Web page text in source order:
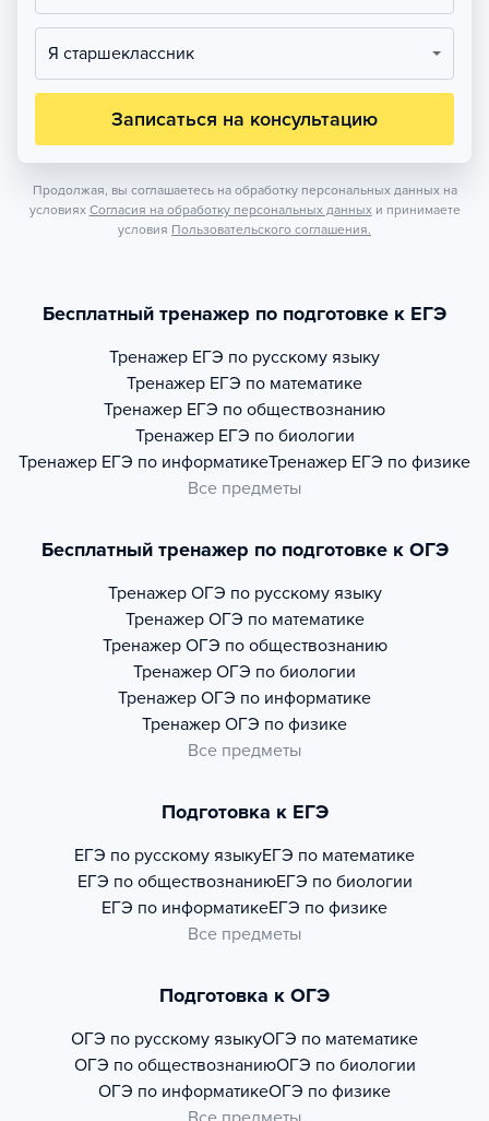
Я старшеклассник
Записаться на консультацию
Продолжая, вы соглашаетесь на обработку персональных данных на
условиях Согласия на обработку персональных данных и принимаете
условия Пользовательского соглашения.
Бесплатный тренажер по подготовке к ЕГЭ
Тренажер ЕГЭ по русскому языку
Тренажер ЕГЭ по математике
Тренажер ЕГЭ по обществознанию
Тренажер ЕГЭ по биологии
Тренажер ЕГЭ по информатикеТренажер ЕГЭ по физике
Все предметы
Бесплатный тренажер по подготовке к ОГЭ
Тренажер ОГЭ по русскому языку
Тренажер ОГЭ по математике
Тренажер ОГЭ по обществознанию
Тренажер ОГЭ по биологии
Тренажер ОГЭ по информатике
Тренажер ОГЭ по физике
Все предметы
Подготовка к ЕГЭ
ЕГЭ по русскому языкуЕГЭ по математике
ЕГЭ по обществознаниюЕГЭ по биологии
ЕГЭ по информатикеЕГЭ по физике
Все предметы
Подготовка к ОГЭ
ОГЭ по русскому языкуОГЭ по математике
ОГЭ по обществознаниюОГЭ по биологии
ОГЭ по информатикеОГЭ по физике